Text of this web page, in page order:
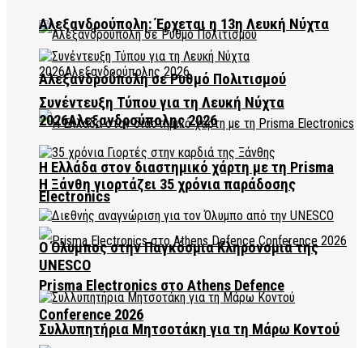
Αλεξανδρούπολη σε Ρυθμό Πολιτισμού
Η Ελλάδα στον διαστημικό χάρτη με τη Prisma
Electronics
Prisma Electronics στο Athens Defence
Conference 2026
Αλεξανδρούπολη: Έρχεται η 13η Λευκή Νύχτα
Συνέντευξη Τύπου για τη Λευκή Νύχτα
2026Αλεξανδρούπολης 2026
Η Ξάνθη γιορτάζει 35 χρόνια παράδοσης
Ο Όλυμπος στην Παγκόσμια Κληρονομιά της
UNESCO
Συλλυπητήρια Μητσοτάκη για τη Μάρω Κοντού